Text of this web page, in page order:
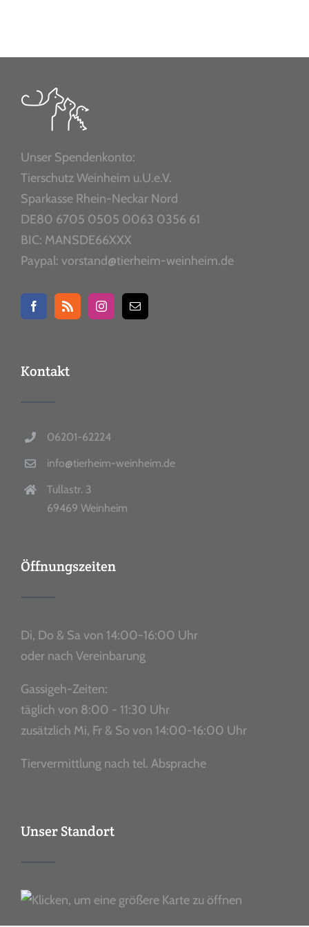
Unser Spendenkonto:
Tierschutz Weinheim u.U.e.V.
Sparkasse Rhein-Neckar Nord
DE80 6705 0505 0063 0356 61
BIC: MANSDE66XXX
Paypal: vorstand@tierheim-weinheim.de
Kontakt
06201-62224
info@tierheim-weinheim.de
Tullastr. 3
69469 Weinheim
Öffnungszeiten
Di, Do & Sa von 14:00-16:00 Uhr
oder nach Vereinbarung
Gassigeh-Zeiten:
täglich von 8:00 - 11:30 Uhr
zusätzlich Mi, Fr & So von 14:00-16:00 Uhr
Tiervermittlung nach tel. Absprache
Unser Standort